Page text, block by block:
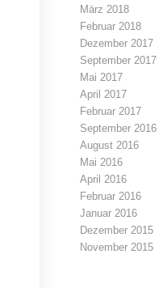
März 2018
Februar 2018
Dezember 2017
September 2017
Mai 2017
April 2017
Februar 2017
September 2016
August 2016
Mai 2016
April 2016
Februar 2016
Januar 2016
Dezember 2015
November 2015